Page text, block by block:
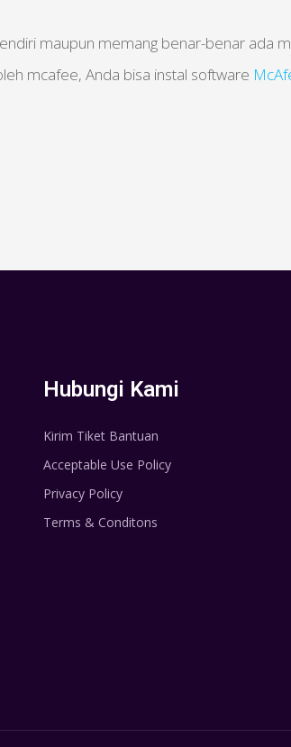
maupun memang benar-benar ada
mcafee, Anda bisa instal software
Hubungi Kami
Kirim Tiket Bantuan
Acceptable Use Policy
Privacy Policy
Terms & Conditons